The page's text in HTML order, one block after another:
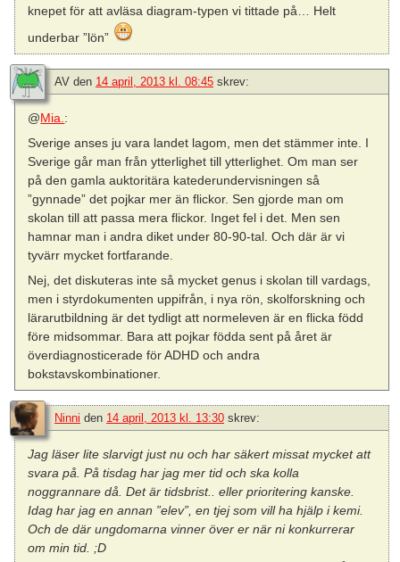
knepet för att avläsa diagram-typen vi tittade på… Helt
underbar ”lön”
AV den 14 april, 2013 kl. 08:45 skrev:
@Mia. :
Sverige anses ju vara landet lagom, men det stämmer inte. I
Sverige går man från ytterlighet till ytterlighet. Om man ser
på den gamla auktoritära katederundervisningen så
”gynnade” det pojkar mer än flickor. Sen gjorde man om
skolan till att passa mera flickor. Inget fel i det. Men sen
hamnar man i andra diket under 80-90-tal. Och där är vi
tyvärr mycket fortfarande.
Nej, det diskuteras inte så mycket genus i skolan till vardags,
men i styrdokumenten uppifrån, i nya rön, skolforskning och
lärarutbildning är det tydligt att normeleven är en flicka född
före midsommar. Bara att pojkar födda sent på året är
överdiagnosticerade för ADHD och andra
bokstavskombinationer.
Ninni den 14 april, 2013 kl. 13:30 skrev:
Jag läser lite slarvigt just nu och har säkert missat mycket att
svara på. På tisdag har jag mer tid och ska kolla
noggrannare då. Det är tidsbrist.. eller prioritering kanske.
Idag har jag en annan ”elev”, en tjej som vill ha hjälp i kemi.
Och de där ungdomarna vinner över er när ni konkurrerar
om min tid. ;D